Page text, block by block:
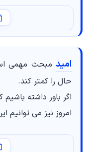
امیدمبحث مهمی
حال را کمتر کند.
اگر باور داشته
امروز نیز می